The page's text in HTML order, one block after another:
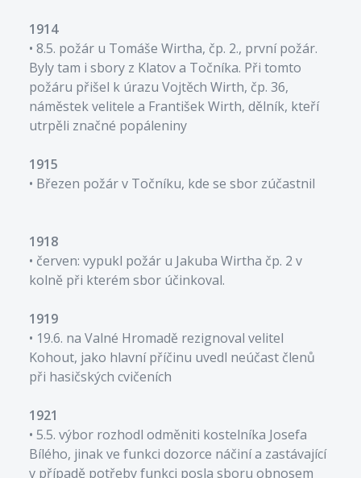
1914
• 8.5. požár u Tomáše Wirtha, čp. 2., první požár.
Byly tam i sbory z Klatov a Točníka. Při tomto
požáru přišel k úrazu Vojtěch Wirth, čp. 36,
náměstek velitele a František Wirth, dělník, kteří
utrpěli značné popáleniny
1915
• Březen požár v Točníku, kde se sbor zúčastnil
1918
• červen: vypukl požár u Jakuba Wirtha čp. 2 v
kolně při kterém sbor účinkoval.
1919
• 19.6. na Valné Hromadě rezignoval velitel
Kohout, jako hlavní příčinu uvedl neúčast členů
při hasičských cvičeních
1921
• 5.5. výbor rozhodl odměniti kostelníka Josefa
Bílého, jinak ve funkci dozorce náčiní a zastávající
v případě potřeby funkci posla sboru obnosem